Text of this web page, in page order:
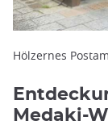
Hölzernes
Medaki-